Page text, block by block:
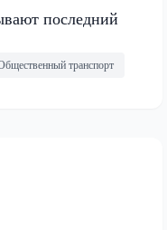
последний
транспорт